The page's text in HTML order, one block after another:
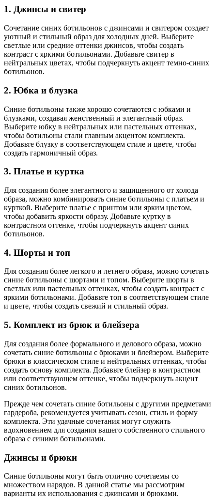
1. Джинсы и свитер
Сочетание синих ботильонов с джинсами и свитером создает
уютный и стильный образ для холодных дней. Выберите
светлые или средние оттенки джинсов, чтобы создать
контраст с яркими ботильонами. Добавьте свитер в
нейтральных цветах, чтобы подчеркнуть акцент темно-синих
ботильонов.
2. Юбка и блузка
Синие ботильоны также хорошо сочетаются с юбками и
блузками, создавая женственный и элегантный образ.
Выберите юбку в нейтральных или пастельных оттенках,
чтобы ботильоны стали главным акцентом комплекта.
Добавьте блузку в соответствующем стиле и цвете, чтобы
создать гармоничный образ.
3. Платье и куртка
Для создания более элегантного и защищенного от холода
образа, можно комбинировать синие ботильоны с платьем и
курткой. Выберите платье с принтом или ярким цветом,
чтобы добавить яркости образу. Добавьте куртку в
контрастном оттенке, чтобы подчеркнуть акцент синих
ботильонов.
4. Шорты и топ
Для создания более легкого и летнего образа, можно сочетать
синие ботильоны с шортами и топом. Выберите шорты в
светлых или пастельных оттенках, чтобы создать контраст с
яркими ботильонами. Добавьте топ в соответствующем стиле
и цвете, чтобы создать свежий и стильный образ.
5. Комплект из брюк и блейзера
Для создания более формального и делового образа, можно
сочетать синие ботильоны с брюками и блейзером. Выберите
брюки в классическом стиле и нейтральных оттенках, чтобы
создать основу комплекта. Добавьте блейзер в контрастном
или соответствующем оттенке, чтобы подчеркнуть акцент
синих ботильонов.
Прежде чем сочетать синие ботильоны с другими предметами
гардероба, рекомендуется учитывать сезон, стиль и форму
комплекта. Эти удачные сочетания могут служить
вдохновением для создания вашего собственного стильного
образа с синими ботильонами.
Джинсы и брюки
Синие ботильоны могут быть отлично сочетаемы со
множеством нарядов. В данной статье мы рассмотрим
варианты их использования с джинсами и брюками.